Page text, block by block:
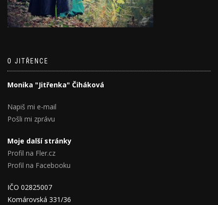
O JITŘENCE
Monika "Jitřenka" Čiháková
Napiš mi e-mail
Pošli mi zprávu
Moje další stránky
Profil na Fler.cz
Profil na Facebooku
IČO 02825007
Komárovská 331/36